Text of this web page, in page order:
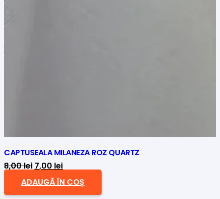
CAPTUSEALA MILANEZA ROZ QUARTZ
8,00lei Prețul
inițial
a
7,00 leiPrețul
curent
este:
ADAUGĂ ÎN COȘ